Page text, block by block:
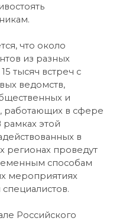
что около
из разных
тысяч встреч с
ведомств,
и
работающих в сфере
рамках этой
в
регионах проведут
способам
мероприятиях
Российского